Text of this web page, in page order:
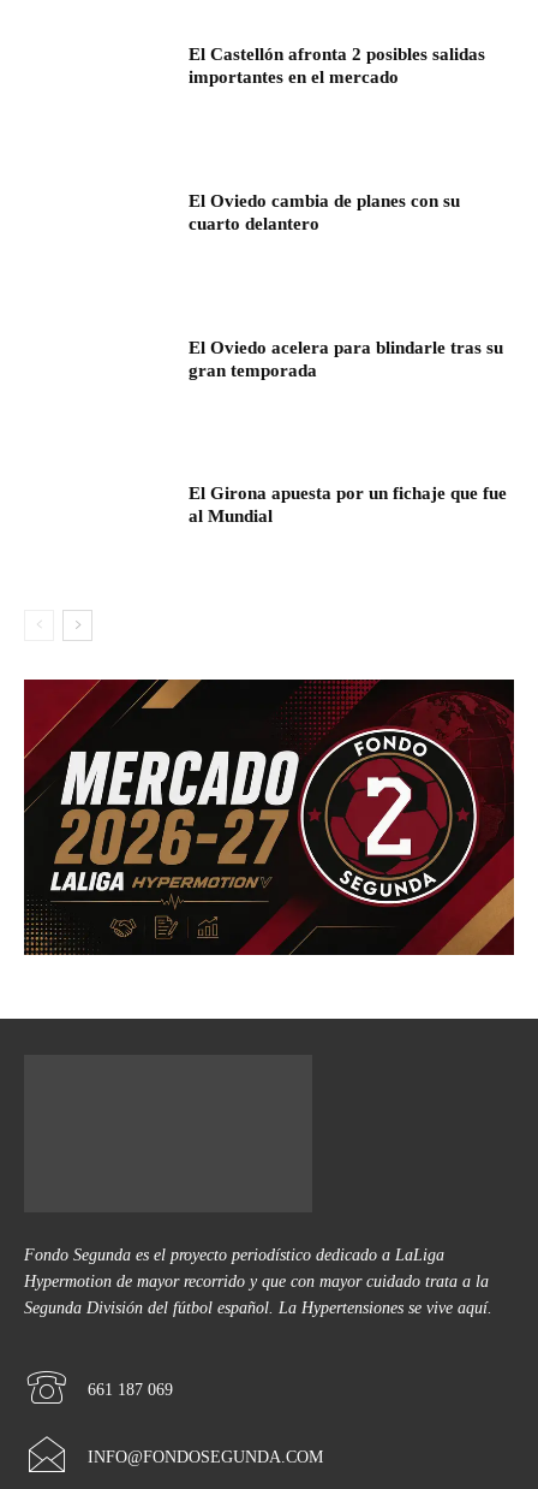
El Castellón afronta 2 posibles salidas
importantes en el mercado
El Oviedo cambia de planes con su
cuarto delantero
El Oviedo acelera para blindarle tras su
gran temporada
El Girona apuesta por un fichaje que fue
al Mundial
Fondo Segunda es el proyecto periodístico dedicado a LaLiga
Hypermotion de mayor recorrido y que con mayor cuidado trata a la
Segunda División del fútbol español. La Hypertensiones se vive aquí.
661 187 069
INFO@FONDOSEGUNDA.COM